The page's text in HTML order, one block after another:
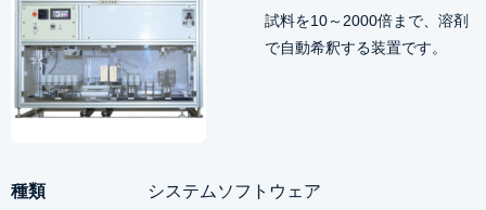
試料を10～2000倍まで、溶剤
で自動希釈する装置です。
システムソフトウェア